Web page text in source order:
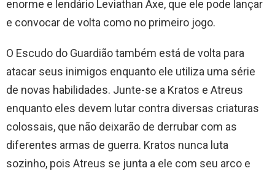
enorme e lendário Leviathan Axe, que ele pode lançar
e convocar de volta como no primeiro jogo.
O Escudo do Guardião também está de volta para
atacar seus inimigos enquanto ele utiliza uma série
de novas habilidades. Junte-se a Kratos e Atreus
enquanto eles devem lutar contra diversas criaturas
colossais, que não deixarão de derrubar com as
diferentes armas de guerra. Kratos nunca luta
sozinho, pois Atreus se junta a ele com seu arco e